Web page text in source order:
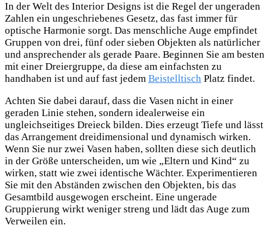
In der Welt des Interior Designs ist die Regel der ungeraden
Zahlen ein ungeschriebenes Gesetz, das fast immer für
optische Harmonie sorgt. Das menschliche Auge empfindet
Gruppen von drei, fünf oder sieben Objekten als natürlicher
und ansprechender als gerade Paare. Beginnen Sie am besten
mit einer Dreiergruppe, da diese am einfachsten zu
handhaben ist und auf fast jedem Beistelltisch Platz findet.
Achten Sie dabei darauf, dass die Vasen nicht in einer
geraden Linie stehen, sondern idealerweise ein
ungleichseitiges Dreieck bilden. Dies erzeugt Tiefe und lässt
das Arrangement dreidimensional und dynamisch wirken.
Wenn Sie nur zwei Vasen haben, sollten diese sich deutlich
in der Größe unterscheiden, um wie „Eltern und Kind“ zu
wirken, statt wie zwei identische Wächter. Experimentieren
Sie mit den Abständen zwischen den Objekten, bis das
Gesamtbild ausgewogen erscheint. Eine ungerade
Gruppierung wirkt weniger streng und lädt das Auge zum
Verweilen ein.